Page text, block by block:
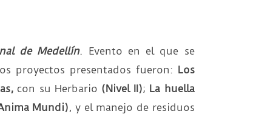
de Medellín. Evento en el que se
proyectos presentados fueron: Los
con su Herbario (Nivel II); La huella
Mundi), y el manejo de residuos